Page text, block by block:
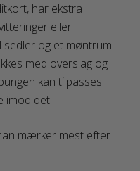
har ekstra
eller
og et møntrum
med overslag og
kan tilpasses
imod det.
mærker mest efter